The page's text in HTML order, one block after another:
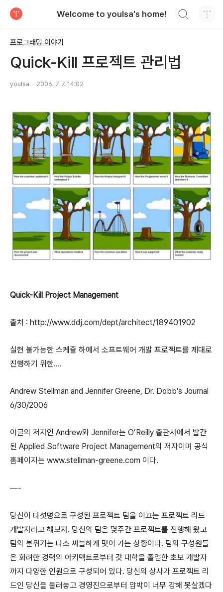
Welcome to youlsa's home!
프로그래밍 이야기
Quick-Kill 프로젝트 관리법
youlsa 2006. 7. 7. 14:02
Quick-Kill Project Management
출처 : http://www.ddj.com/dept/architect/189401902
실현 불가능한 스케쥴 하에서 소프트웨어 개발 프로젝트를 제대로
진행하기 위한….
Andrew Stellman and Jennifer Greene, Dr. Dobb’s Journal
6/30/2006
이글의 저자인 Andrew와 Jennifer는 O’Reilly 출판사에서 발간
된 Applied Software Project Management의 저자이며 공식
홈페이지는 www.stellman-greene.com 이다.
—-
당신이 다섯명으로 구성된 프로젝트 팀을 이끄는 프로젝트 리드
개발자라고 해보자. 당신의 팀은 몇주간 프로젝트를 진행해 왔고
팀의 분위기는 다소 싸늘하게 맛이 가는 상황이다. 팀의 구성원들
은 화려한 경력의 아키텍트로부터 갓 대학을 졸업한 초보 개발자
까지 다양한 인원으로 구성되어 있다. 당신의 상사가 프로젝트 리
드인 당신을 불러놓고 경영진으로부터 압박이 너무 강해 못살겠다